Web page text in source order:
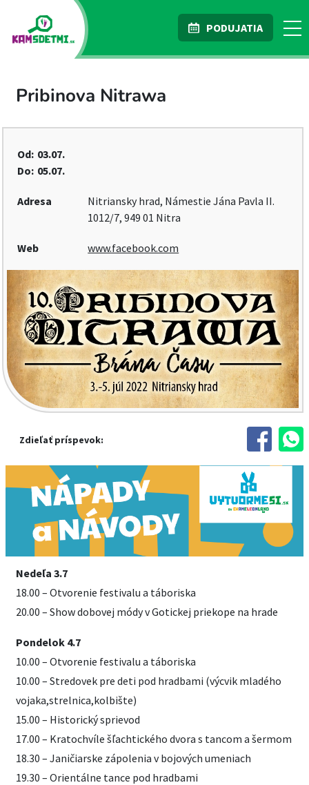
PODUJATIA
Pribinova Nitrawa
Od: 03.07.
Do: 05.07.
Adresa
Nitriansky hrad, Námestie Jána Pavla II.
1012/7, 949 01 Nitra
Web www.facebook.com
Zdieľať príspevok:
Nedeľa 3.7
18.00 – Otvorenie festivalu a táboriska
20.00 – Show dobovej módy v Gotickej priekope na hrade
Pondelok 4.7
10.00 – Otvorenie festivalu a táboriska
10.00 – Stredovek pre deti pod hradbami (výcvik mladého
vojaka,strelnica,kolbište)
15.00 – Historický sprievod
17.00 – Kratochvíle šľachtického dvora s tancom a šermom
18.30 – Janičiarske zápolenia v bojových umeniach
19.30 – Orientálne tance pod hradbami